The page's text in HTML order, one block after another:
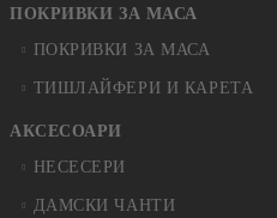
ПОКРИВКИ ЗА МАСА
ПОКРИВКИ ЗА МАСА
ТИШЛАЙФЕРИ И КАРЕТА
АКСЕСОАРИ
НЕСЕСЕРИ
ДАМСКИ ЧАНТИ